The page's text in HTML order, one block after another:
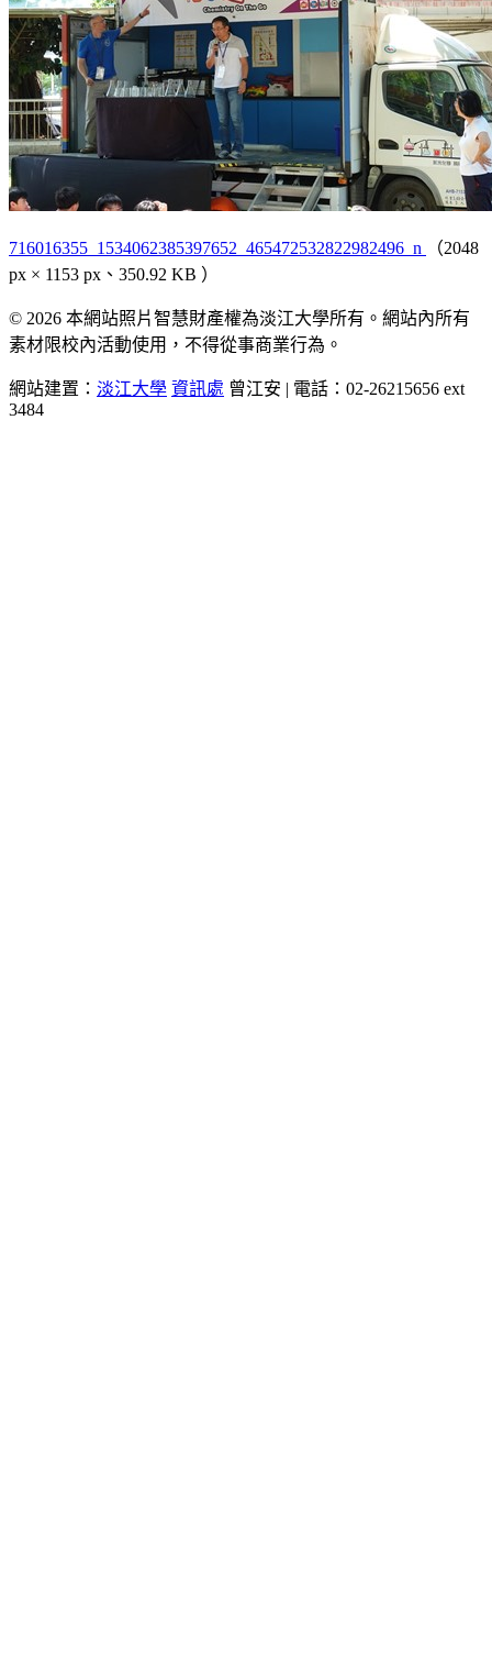
716016355_1534062385397652_465472532822982496_n
（2048
px × 1153 px、350.92 KB ）
© 2026 本網站照片智慧財產權為淡江大學所有。網站內所有
素材限校內活動使用，不得從事商業行為。
網站建置： 淡江大學 資訊處 曾江安 | 電話：02-26215656 ext
3484